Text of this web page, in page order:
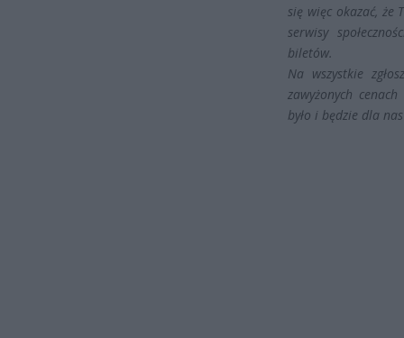
się więc okazać,
serwisy
biletów.
Na wszystkie
zawyżonych
było i będzie dla